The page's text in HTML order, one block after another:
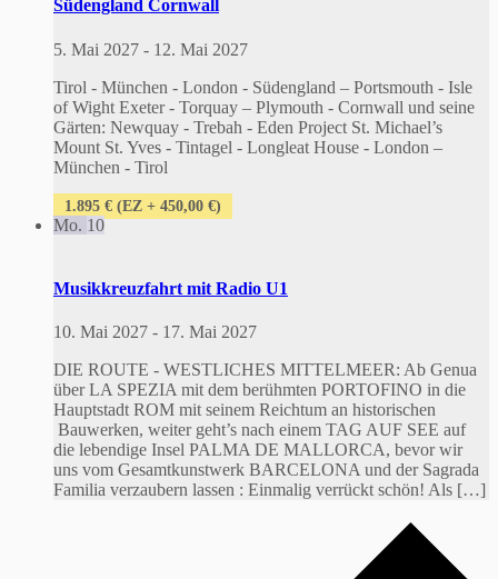
Südengland Cornwall
5. Mai 2027 - 12. Mai 2027
Tirol - München - London - Südengland – Portsmouth - Isle
of Wight Exeter - Torquay – Plymouth - Cornwall und seine
Gärten: Newquay - Trebah - Eden Project St. Michael’s
Mount St. Yves - Tintagel - Longleat House - London –
München - Tirol
1.895 € (EZ + 450,00 €)
Mo. 10
Musikkreuzfahrt mit Radio U1
10. Mai 2027 - 17. Mai 2027
DIE ROUTE - WESTLICHES MITTELMEER: Ab Genua
über LA SPEZIA mit dem berühmten PORTOFINO in die
Hauptstadt ROM mit seinem Reichtum an historischen
Bauwerken, weiter geht’s nach einem TAG AUF SEE auf
die lebendige Insel PALMA DE MALLORCA, bevor wir
uns vom Gesamtkunstwerk BARCELONA und der Sagrada
Familia verzaubern lassen : Einmalig verrückt schön! Als […]